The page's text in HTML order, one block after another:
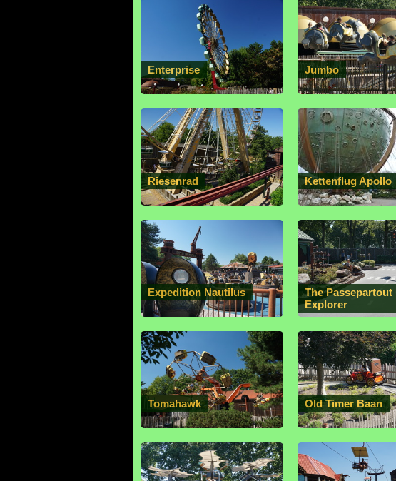
Enterprise Jumbo
Riesenrad Kettenflug Apollo
Expedition Nautilus
The Passepartout
Explorer
Tomahawk Old Timer Baan